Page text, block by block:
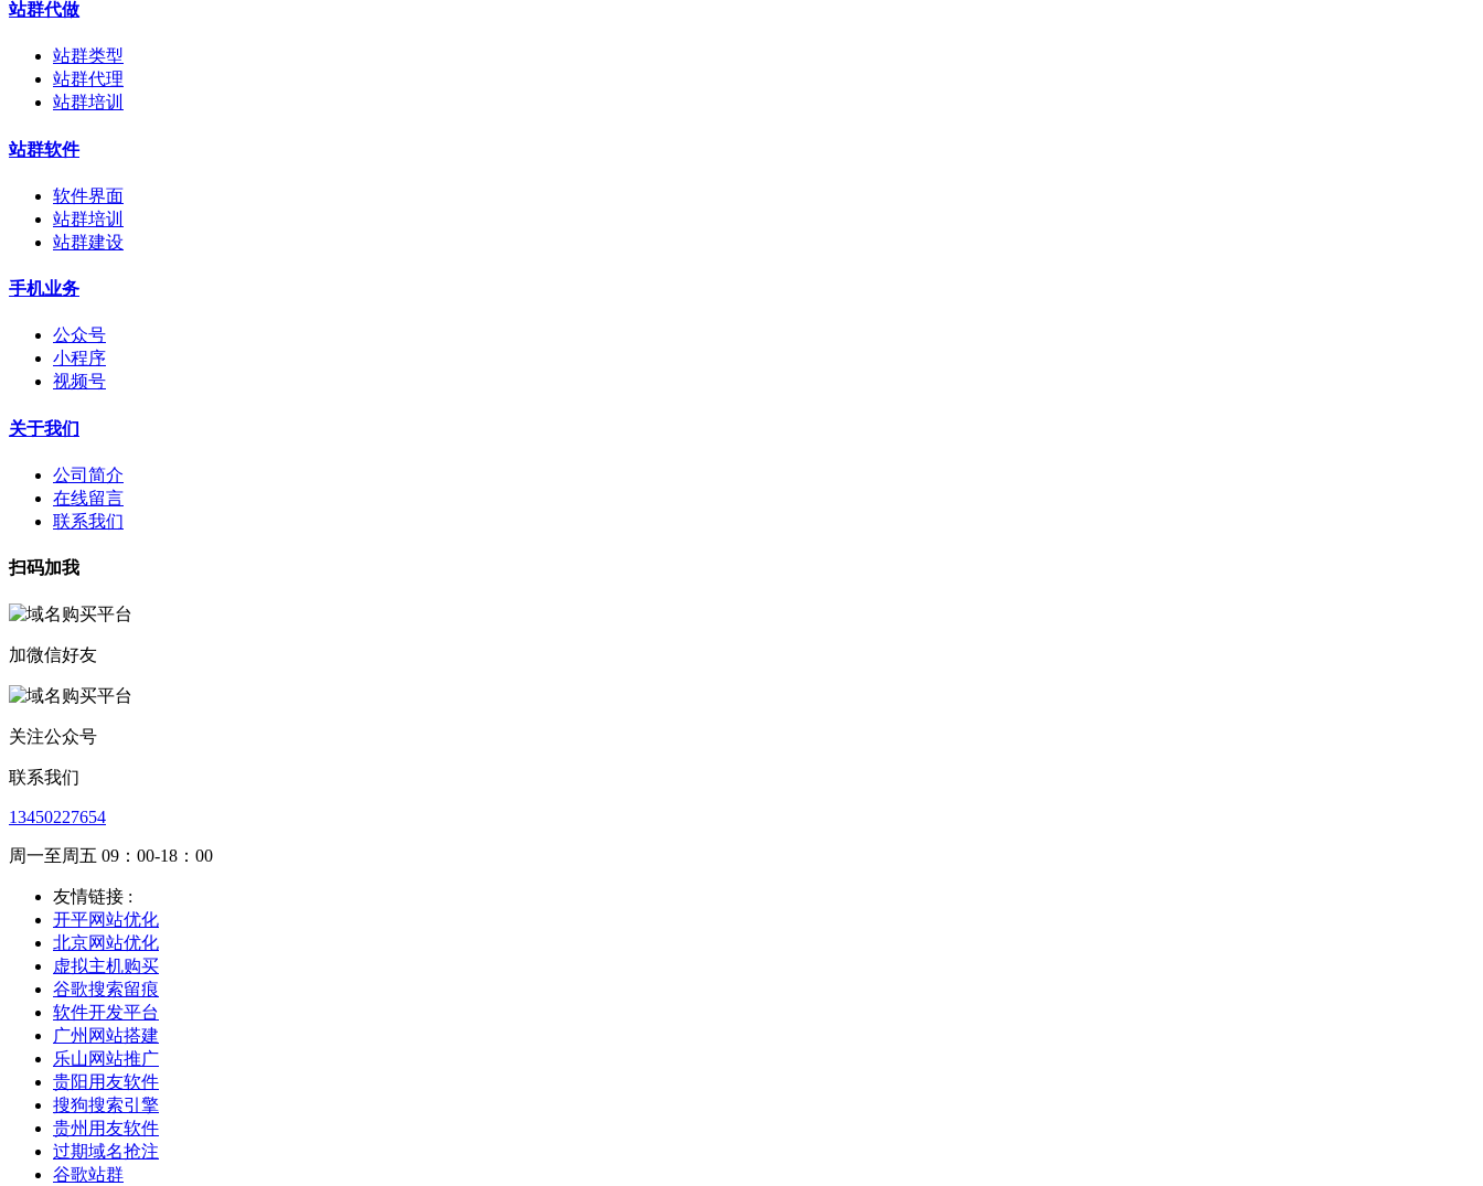
站群代做
站群类型
站群代理
站群培训
站群软件
软件界面
站群培训
站群建设
手机业务
公众号
小程序
视频号
关于我们
公司简介
在线留言
联系我们
扫码加我
加微信好友
关注公众号
联系我们
13450227654
周一至周五 09：00-18：00
友情链接 :
开平网站优化
北京网站优化
虚拟主机购买
谷歌搜索留痕
软件开发平台
广州网站搭建
乐山网站推广
贵阳用友软件
搜狗搜索引擎
贵州用友软件
过期域名抢注
谷歌站群